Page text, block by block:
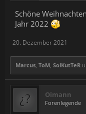
Schöne
Jahr 2022
20. Dezember 2021
Marcus ToM SolKutTeR
Oimann
Forenlegende